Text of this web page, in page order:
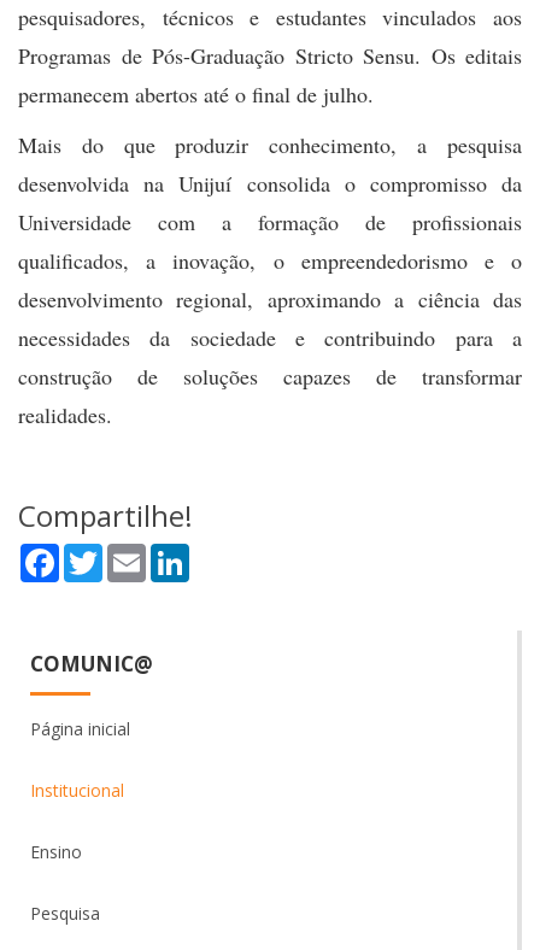
pesquisadores, técnicos e estudantes vinculados aos
Programas de Pós-Graduação Stricto Sensu. Os editais
permanecem abertos até o final de julho.
Mais do que produzir conhecimento, a pesquisa
desenvolvida na Unijuí consolida o compromisso da
Universidade com a formação de profissionais
qualificados, a inovação, o empreendedorismo e o
desenvolvimento regional, aproximando a ciência das
necessidades da sociedade e contribuindo para a
construção de soluções capazes de transformar
realidades.
Compartilhe!
Facebook
TwitterEmail
COMUNIC@
Página inicial
Institucional
Ensino
Pesquisa